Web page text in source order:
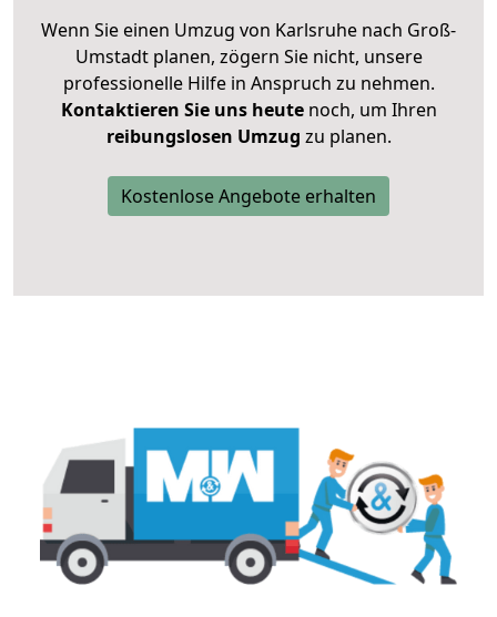
Wenn Sie einen Umzug von Karlsruhe nach Groß-
Umstadt planen, zögern Sie nicht, unsere
professionelle Hilfe in Anspruch zu nehmen.
Kontaktieren Sie uns heutenoch, um Ihren
reibungslosen Umzug zu planen.
Kostenlose Angebote erhalten